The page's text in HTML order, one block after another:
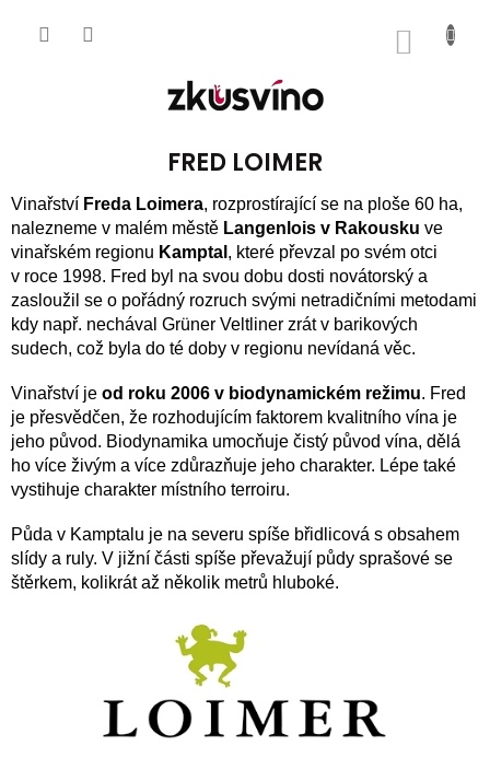
FRED LOIMER
Vinařství Freda Loimera, rozprostírající se na ploše 60 ha,
nalezneme v malém městě Langenlois v Rakousku ve
vinařském regionu Kamptal , které převzal po svém otci
v roce 1998. Fred byl na svou dobu dosti novátorský a
zasloužil se o pořádný rozruch svými netradičními metodami
kdy např. nechával Grüner Veltliner zrát v barikových
sudech, což byla do té doby v regionu nevídaná věc.
Vinařství je od roku 2006 v biodynamickém režimu. Fred
je přesvědčen, že rozhodujícím faktorem kvalitního vína je
jeho původ. Biodynamika umocňuje čistý původ vína, dělá
ho více živým a více zdůrazňuje jeho charakter. Lépe také
vystihuje charakter místního terroiru.
Půda v Kamptalu je na severu spíše břidlicová s obsahem
slídy a ruly. V jižní části spíše převažují půdy sprašové se
štěrkem, kolikrát až několik metrů hluboké.